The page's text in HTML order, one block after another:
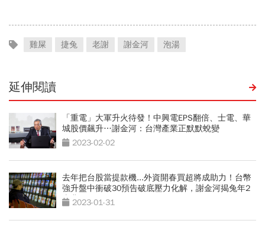
雞屎 捷兔 老謝 謝金河 泡湯
延伸閱讀
「重電」大軍升火待發！中興電EPS翻倍、士電、華
城股價飆升…謝金河：台灣產業正默默蛻變
2023-02-02
去年把台股當提款機...外資開春買超將成助力！台幣
強升盤中衝破30預告破底壓力化解，謝金河揭兔年2
吉兆2023-01-31